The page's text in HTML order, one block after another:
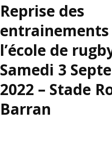
Reprise des
entrainements
l’école de
Samedi 3
2022 – Stade
Barran